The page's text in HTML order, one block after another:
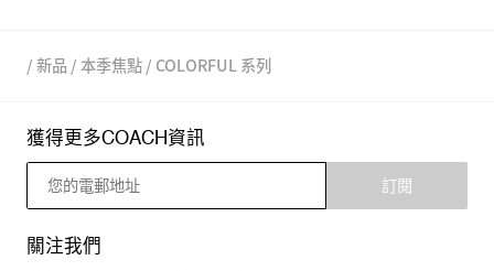
/ 新品 / 本季焦點 / COLORFUL 系列
獲得更多COACH資訊
訂閱
關注我們